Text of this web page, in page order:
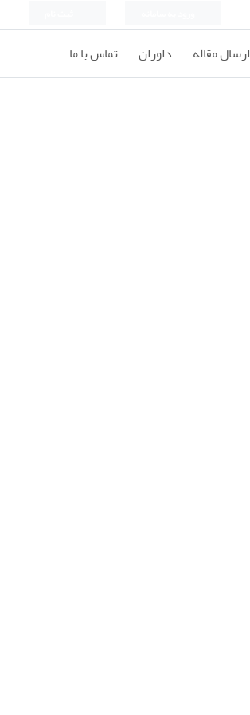
ارسال مقاله داوران تماس با ما